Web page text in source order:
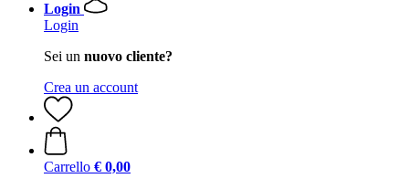
Login
Login
Sei un nuovo cliente?
Crea un account
Carrello € 0,00